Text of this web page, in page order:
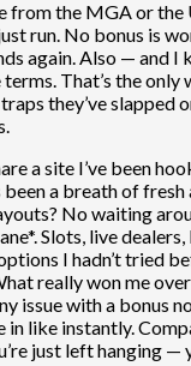
from the MGA or the
run. No bonus is
again. Also — and I
That’s the only
they’ve slapped
a site I’ve been
been a breath of
No waiting
Slots, live
I hadn’t tried
really won me
issue with a bonus
in like instantly.
just left hanging —